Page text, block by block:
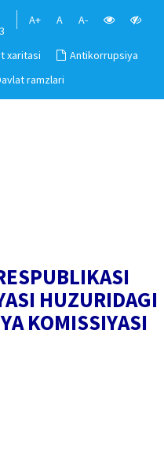
A+ A A-
xaritasi
Antikorrupsiya
ramzlari
HUZURIDAGI
KOMISSIYASI